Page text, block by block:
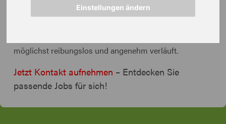
Einstellungen ändern
möglichst reibungslos und angenehm verläuft.
Jetzt Kontakt aufnehmen – Entdecken Sie
passende Jobs für sich!